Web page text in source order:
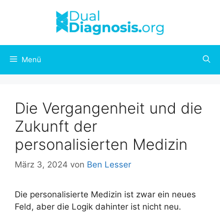
Menü
Die Vergangenheit und die
Zukunft der
personalisierten Medizin
März 3, 2024 von Ben Lesser
Die personalisierte Medizin ist zwar ein neues
Feld, aber die Logik dahinter ist nicht neu.